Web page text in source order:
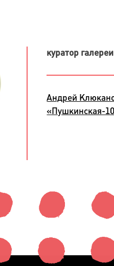
куратор
Андрей
«Пушкинская-